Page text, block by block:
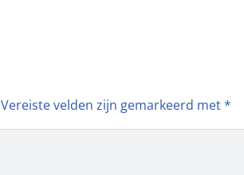
Vereiste velden zijn gemarkeerd met*